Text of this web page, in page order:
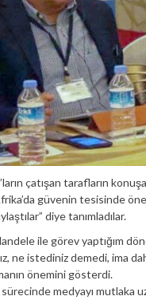
çatışan tarafların
güvenin tesisinde
diye tanımladılar.
ile görev yaptığım
ne istediniz demedi, ima
önemini gösterdi.
sürecinde medyayı